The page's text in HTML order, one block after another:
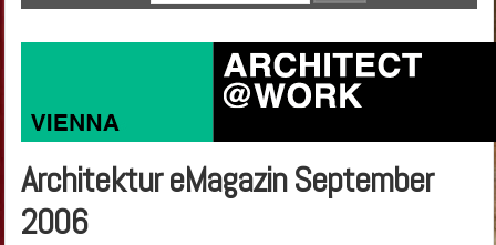
Architektur eMagazin September
2006